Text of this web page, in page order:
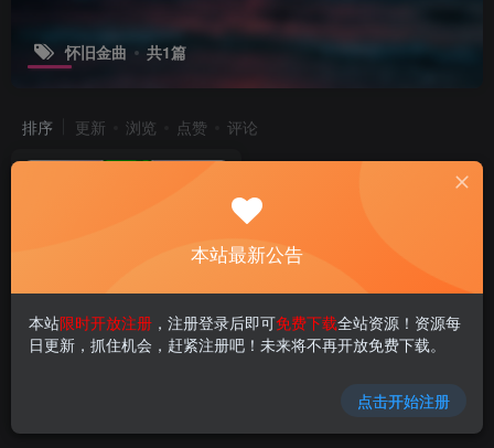
怀旧金曲 共1篇
排序 更新 浏览 点赞 评论
60-90年代经典老歌精选100首
本站最新公告
本站限时开放注册 ，注册登录后即可免费下载全站资源！资源每
日更新，抓住机会，赶紧注册吧！未来将不再开放免费下载。
点击开始注册